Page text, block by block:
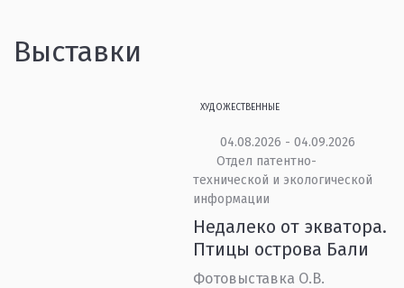
Выставки
ХУДОЖЕСТВЕННЫЕ
04.08.2026 - 04.09.2026
Отдел патентно-
технической и экологической
информации
Недалеко от экватора.
Птицы острова Бали
Фотовыставка О.В.